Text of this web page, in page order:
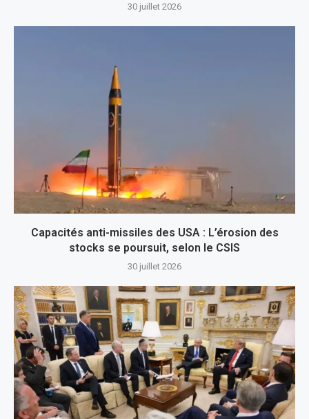
30 juillet 2026
Capacités anti-missiles des USA : L’érosion des
stocks se poursuit, selon le CSIS
30 juillet 2026